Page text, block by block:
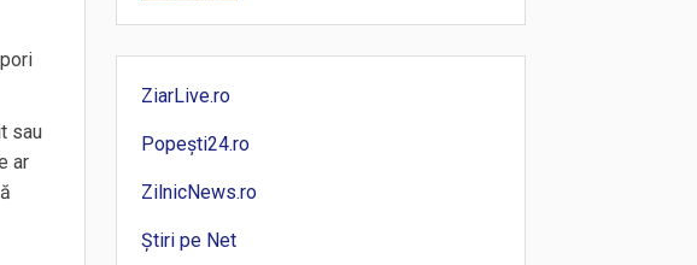
sau
ar
ZiarLive.ro
Popești24.ro
ZilnicNews.ro
Știri pe Net